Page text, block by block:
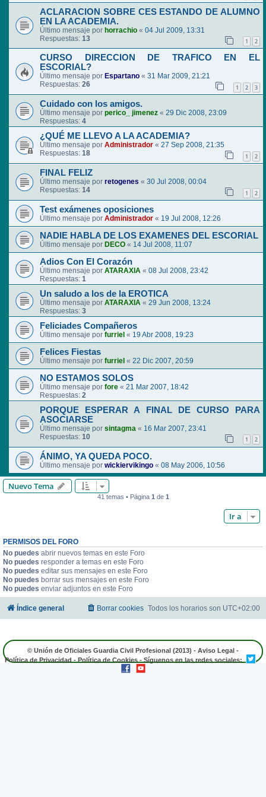
ACLARACION SOBRE CES ESTANDO DE ALUMNO
EN LA ACADEMIA.
Último mensaje por horrachio « 04 Jul 2009, 13:31
Respuestas: 13 1 2
CURSO DIRECCION DE TRAFICO EN EL
ESCORIAL?
Último mensaje por Espartano « 31 Mar 2009, 21:21
Respuestas: 26 1 2 3
Cuidado con los amigos.
Último mensaje por perico_ jimenez « 29 Dic 2008, 23:09
Respuestas: 4
¿QUÉ ME LLEVO A LA ACADEMIA?
Último mensaje por Administrador « 27 Sep 2008, 21:35
Respuestas: 18 1 2
FINAL FELIZ
Último mensaje por retogenes « 30 Jul 2008, 00:04
Respuestas: 14 1 2
Test exámenes oposiciones
Último mensaje por Administrador « 19 Jul 2008, 12:26
NADIE HABLA DE LOS EXAMENES DEL ESCORIAL
Último mensaje por DECO « 14 Jul 2008, 11:07
Adios Con El Corazón
Último mensaje por ATARAXIA « 08 Jul 2008, 23:42
Respuestas: 1
Un saludo a los de la EROTICA
Último mensaje por ATARAXIA « 29 Jun 2008, 13:24
Respuestas: 3
Feliciades Compañeros
Último mensaje por furriel « 19 Abr 2008, 19:23
Felices Fiestas
Último mensaje por furriel « 22 Dic 2007, 20:59
NO ESTAMOS SOLOS
Último mensaje por fore « 21 Mar 2007, 18:42
Respuestas: 2
PORQUE ESPERAR A FINAL DE CURSO PARA
ASOCIARSE
Último mensaje por sintagma « 16 Mar 2007, 23:41
Respuestas: 10 1 2
ÁNIMO, YA QUEDA POCO.
Último mensaje por wickiervikingo « 08 May 2006, 10:56
Nuevo Tema
41 temas • Página 1 de 1
Ir a
PERMISOS DEL FORO
No puedes abrir nuevos temas en este Foro
No puedes responder a temas en este Foro
No puedes editar sus mensajes en este Foro
No puedes borrar sus mensajes en este Foro
No puedes enviar adjuntos en este Foro
Índice general Todos los horarios son UTC+02:00
Borrar cookies
© Unión de Oficiales Guardia Civil Profesional (2013) - Aviso Legal -
Política de Privacidad - Política de Cookies - Síguenos en las redes sociales: